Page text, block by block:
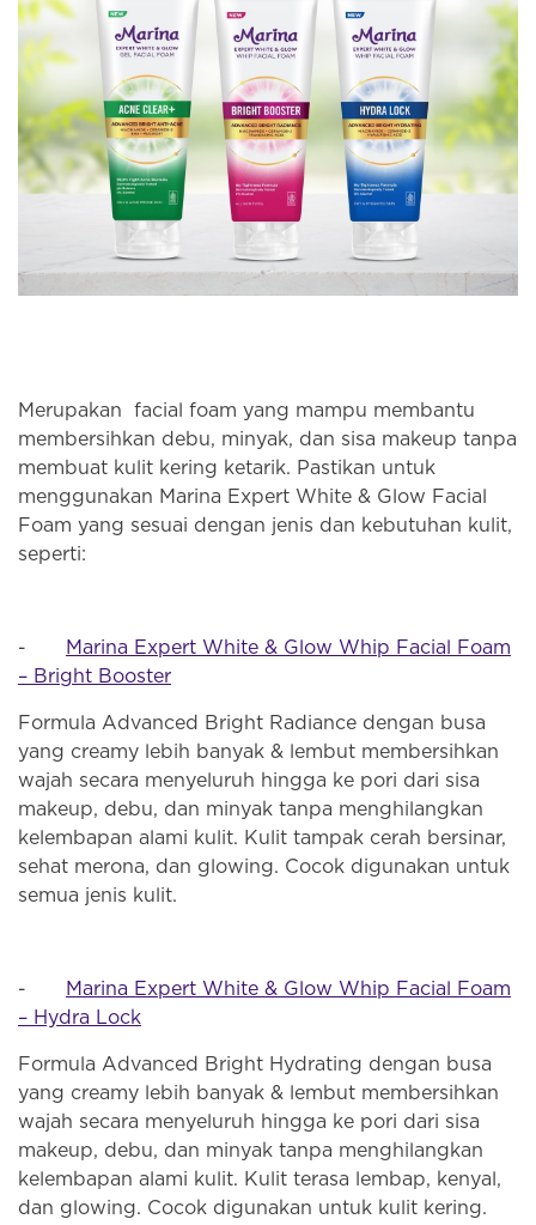
Merupakan facial foam yang mampu membantu
membersihkan debu, minyak, dan sisa makeup tanpa
membuat kulit kering ketarik. Pastikan untuk
menggunakan Marina Expert White & Glow Facial
Foam yang sesuai dengan jenis dan kebutuhan kulit,
seperti:
-
Marina Expert White & Glow Whip Facial Foam
– Bright Booster
Formula Advanced Bright Radiance dengan busa
yang creamy lebih banyak & lembut membersihkan
wajah secara menyeluruh hingga ke pori dari sisa
makeup, debu, dan minyak tanpa menghilangkan
kelembapan alami kulit. Kulit tampak cerah bersinar,
sehat merona, dan glowing. Cocok digunakan untuk
semua jenis kulit.
-
Marina Expert White & Glow Whip Facial Foam
– Hydra Lock
Formula Advanced Bright Hydrating dengan busa
yang creamy lebih banyak & lembut membersihkan
wajah secara menyeluruh hingga ke pori dari sisa
makeup, debu, dan minyak tanpa menghilangkan
kelembapan alami kulit. Kulit terasa lembap, kenyal,
dan glowing. Cocok digunakan untuk kulit kering.